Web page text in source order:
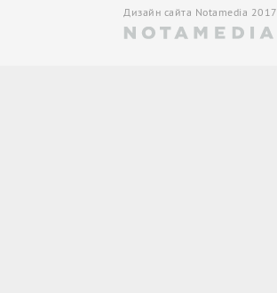
Дизайн сайта Notamedia 2017